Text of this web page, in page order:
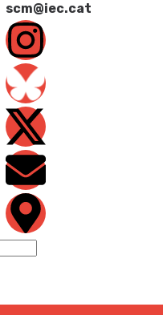
scm@iec.cat